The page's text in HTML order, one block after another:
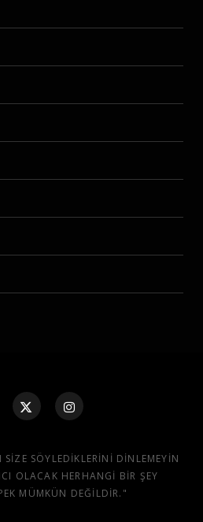
SÖYLEDIKLERINI DINLEMEYIN
OLACAK HERHANGI BIR ŞEY
MÜMKÜN DEĞILDIR."